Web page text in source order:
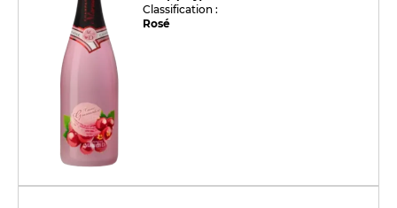
Classification :
Rosé